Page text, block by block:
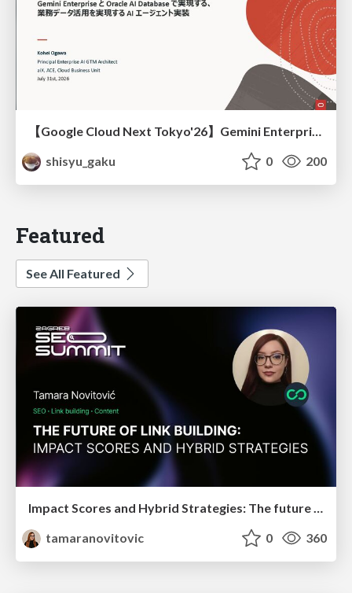
【Google Cloud Next Tokyo'26】Gemini Enterprise と Oracle AI Database で実現する、 業務データ活用を実現する AI エージェント実装
shisyu_gaku
0 200
Featured
See All Featured
Impact Scores and Hybrid Strategies: The future of link building
tamaranovitovic
0 360